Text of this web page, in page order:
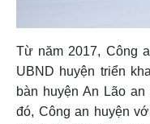
Từ năm 2017, Công
UBND huyện triển
bàn huyện An Lão
đó, Công an huyện